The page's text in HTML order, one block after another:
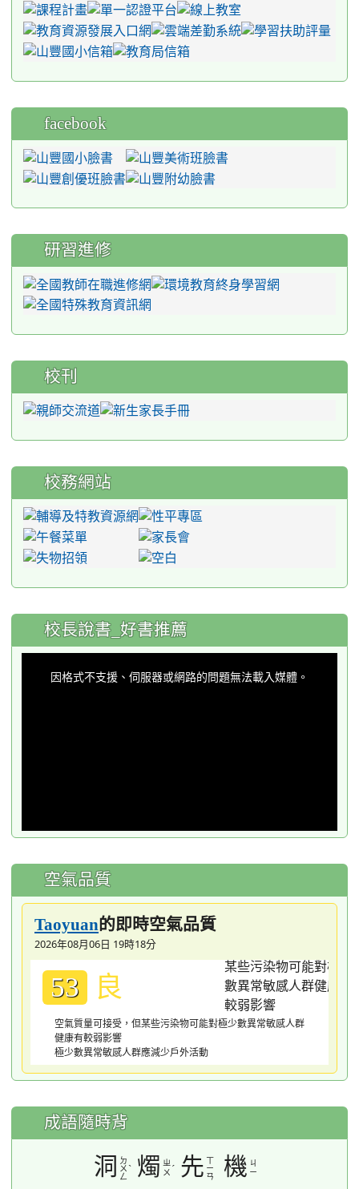
facebook
研習進修
校刊
校務網站
:::
校長說書_好書推薦
因格式不支援、伺服器或網路的問題無法載入媒體。
空氣品質
Taoyuan的即時空氣品質
2026年08月06日 19時18分
53 良
空氣質量可接受，但某些污染物可能對極少數異常敏感人群
健康有較弱影響
極少數異常敏感人群應減少戶外活動
成語隨時背
洞
ㄉ
ㄨ
ㄥ
ˋ 燭 ㄓ
ㄨ ˊ 先 ㄒ
ㄧ
ㄢ
機 ㄐ
ㄧ